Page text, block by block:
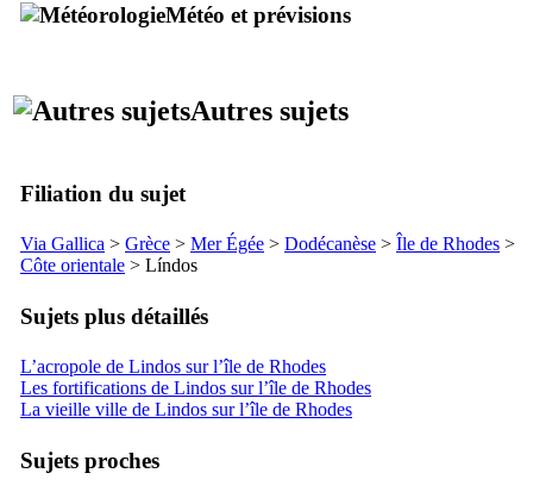
Météo et prévisions
Autres sujets
Filiation du sujet
Via Gallica > Grèce > Mer Égée > Dodécanèse > Île de Rhodes >
Côte orientale > Líndos
Sujets plus détaillés
L’acropole de Lindos sur l’île de Rhodes
Les fortifications de Lindos sur l’île de Rhodes
La vieille ville de Lindos sur l’île de Rhodes
Sujets proches